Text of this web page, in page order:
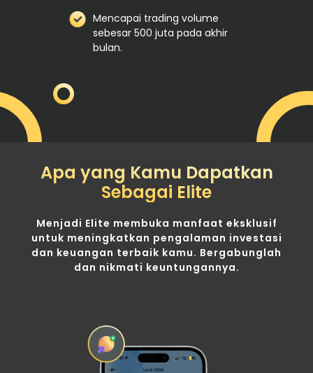
Mencapai trading volume
sebesar 500 juta pada akhir
bulan.
Apa yang Kamu Dapatkan
Sebagai Elite
Menjadi Elite membuka manfaat eksklusif
untuk meningkatkan pengalaman investasi
dan keuangan terbaik kamu. Bergabunglah
dan nikmati keuntungannya.